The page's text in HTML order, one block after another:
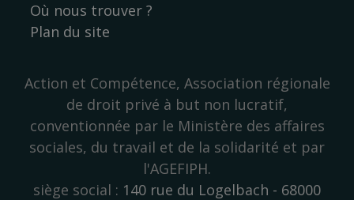
Où nous trouver ?
Plan du site
Action et Compétence, Association régionale
de droit privé à but non lucratif,
conventionnée par le Ministère des affaires
sociales, du travail et de la solidarité et par
l'AGEFIPH.
siège social : 140 rue du Logelbach - 68000